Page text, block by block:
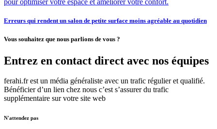
Erreurs qui rendent un salon de petite surface moins agréable au quotidien
Vous souhaitez que nous parlions de vous ?
Entrez en contact direct avec nos équipes
ferahi.fr est un média généraliste avec un trafic régulier et qualifié.
Bénéficier d’un lien chez nous c’est s’assurer du trafic
supplémentaire sur votre site web
N'attendez pas